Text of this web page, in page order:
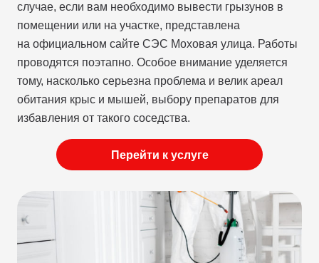
случае, если вам необходимо вывести грызунов в
помещении или на участке, представлена
на официальном сайте СЭС Моховая улица. Работы
проводятся поэтапно. Особое внимание уделяется
тому, насколько серьезна проблема и велик ареал
обитания крыс и мышей, выбору препаратов для
избавления от такого соседства.
Перейти к услуге